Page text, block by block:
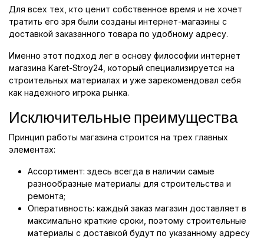
Для всех тех, кто ценит собственное время и не хочет
тратить его зря были созданы интернет-магазины с
доставкой заказанного товара по удобному адресу.
Именно этот подход лег в основу философии интернет
магазина Karet-Stroy24, который специализируется на
строительных материалах и уже зарекомендовал себя
как надежного игрока рынка.
Исключительные преимущества
Принцип работы магазина строится на трех главных
элементах:
Ассортимент: здесь всегда в наличии самые
разнообразные материалы для строительства и
ремонта;
Оперативность: каждый заказ магазин доставляет в
максимально краткие сроки, поэтому строительные
материалы с доставкой будут по указанному адресу